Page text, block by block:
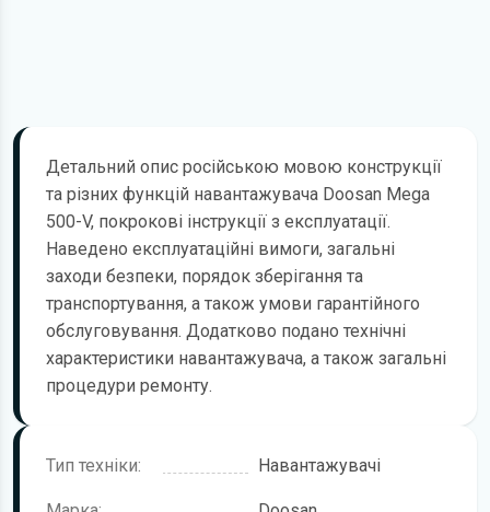
Детальний опис російською мовою конструкції
та різних функцій навантажувача Doosan Mega
500-V, покрокові інструкції з експлуатації.
Наведено експлуатаційні вимоги, загальні
заходи безпеки, порядок зберігання та
транспортування, а також умови гарантійного
обслуговування. Додатково подано технічні
характеристики навантажувача, а також загальні
процедури ремонту.
Тип техніки: Навантажувачі